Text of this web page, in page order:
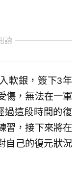
讀
軟銀，簽下3年
傷，無法在一軍
過這段時間的復
習，接下來將在
自己的復元狀況